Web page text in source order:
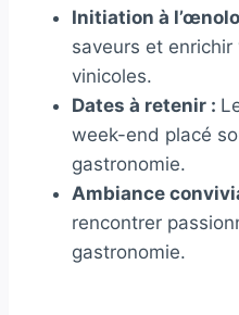
Initiation à
saveurs et
vinicoles.
Dates à retenir :
week-end placé
gastronomie.
Ambiance
rencontrer
gastronomie.